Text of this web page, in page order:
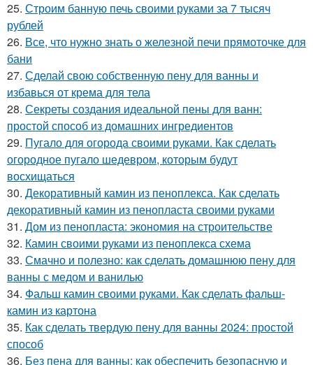
25. Строим банную печь своими руками за 7 тысяч
рублей
26. Все, что нужно знать о железной печи прямоточке для
бани
27. Сделай свою собственную пену для ванны и
избавься от крема для тела
28. Секреты создания идеальной пены для ванн:
простой способ из домашних ингредиентов
29. Пугало для огорода своими руками. Как сделать
огородное пугало шедевром, которым будут
восхищаться
30. Декоративный камин из пеноплекса. Как сделать
декоративный камин из пенопласта своими руками
31. Дом из пенопласта: экономия на строительстве
32. Камин своими руками из пеноплекса схема
33. Смачно и полезно: как сделать домашнюю пену для
ванны с медом и ванилью
34. Фальш камин своими руками. Как сделать фальш-
камин из картона
35. Как сделать твердую пену для ванны 2024: простой
способ
36. Без пена для ванны: как обеспечить безопасную и